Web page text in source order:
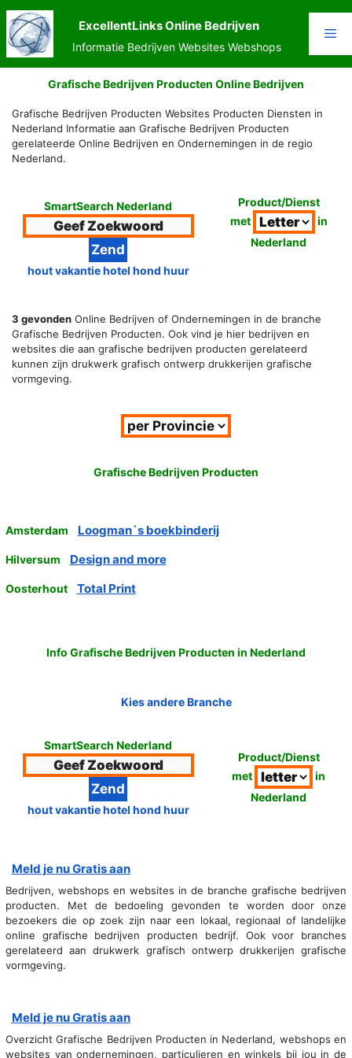
Ga
naar
de
inhoud
ExcellentLinks Online Bedrijven
Informatie Bedrijven Websites Webshops
Grafische Bedrijven Producten Online Bedrijven
Grafische Bedrijven Producten Websites Producten Diensten in
Nederland Informatie aan Grafische Bedrijven Producten
gerelateerde Online Bedrijven en Ondernemingen in de regio
Nederland.
SmartSearch Nederland
hout vakantie hotel hond huur
Product/Dienst
met
in
Nederland
3 gevonden Online Bedrijven of Ondernemingen in de branche
Grafische Bedrijven Producten. Ook vind je hier bedrijven en
websites die aan grafische bedrijven producten gerelateerd
kunnen zijn drukwerk grafisch ontwerp drukkerijen grafische
vormgeving.
Grafische Bedrijven Producten
Amsterdam Loogman`s boekbinderij
Hilversum Design and more
Oosterhout Total Print
Info Grafische Bedrijven Producten in Nederland
Kies andere Branche
SmartSearch Nederland
hout vakantie hotel hond huur
Product/Dienst
met
in
Nederland
Meld je nu Gratis aan
Bedrijven, webshops en websites in de branche grafische bedrijven
producten. Met de bedoeling gevonden te worden door onze
bezoekers die op zoek zijn naar een lokaal, regionaal of landelijke
online grafische bedrijven producten bedrijf. Ook voor branches
gerelateerd aan drukwerk grafisch ontwerp drukkerijen grafische
vormgeving.
Meld je nu Gratis aan
Overzicht Grafische Bedrijven Producten in Nederland, webshops en
websites van ondernemingen, particulieren en winkels bij jou in de